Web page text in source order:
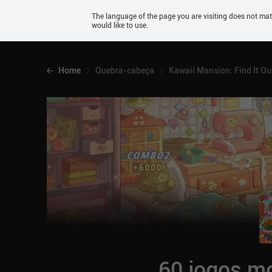
Android
Home Quebra-cabeça Kawaii Mansion: Find It
The language of the page you are visiting does not
would like to use.